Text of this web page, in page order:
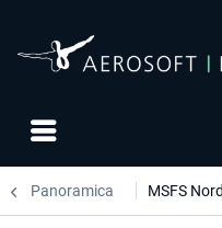
Panoramica MSFS